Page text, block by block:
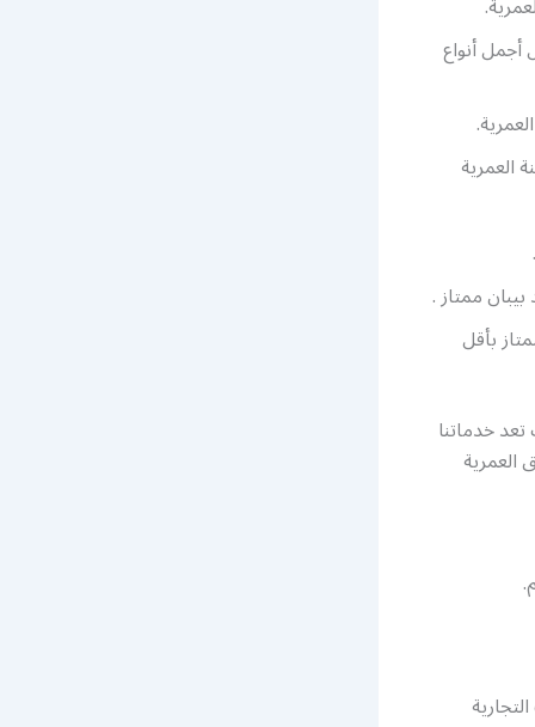
أنواع
العمرية
ممتاز .
بأقل
خدماتنا